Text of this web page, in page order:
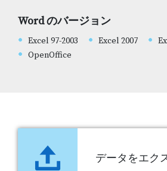
Word のバージョン
Excel 97-2003 Excel 2007
OpenOffice
データをエク